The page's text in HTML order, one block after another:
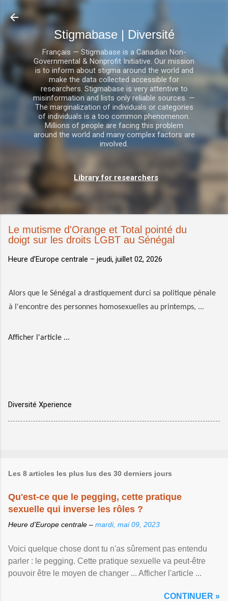
Stigmabase | Diversité
Français — Stigmabase is a Canadian Non-
Governmental & Nonprofit Initiative. Our mission
is to inform about stigma around the world and
make the data collected accessible for
researchers. Stigmabase is very attentive to
misinformation and lists only reliable sources. —
The marginalization of individuals or categories
of individuals is a too common phenomenon.
Millions of people are facing this problem
around the world and many complex factors are
involved.
Library for researchers
Le mutisme d'Orange et Total pointé du
doigt sur les droits LGBT au Sénégal
Heure d’Europe centrale – jeudi, juillet 02, 2026
Alors que le Sénégal a drastiquement durci sa politique pénale
à l'encontre des personnes homosexuelles au printemps, ...
Afficher l'article ...
Diversité Xperience
Les 8 articles les plus lus des 30 derniers jours
Qu'est-ce que le pegging, cette pratique
sexuelle qui inverse les rôles ?
Heure d’Europe centrale – mardi, mai 09, 2023
Voici quelque chose dont tu n'as sûrement pas entendu
parler : le pegging. Cette pratique sexuelle va peut-être
pouvoir être le moyen de changer ... Afficher l'article ...
CONTINUER »